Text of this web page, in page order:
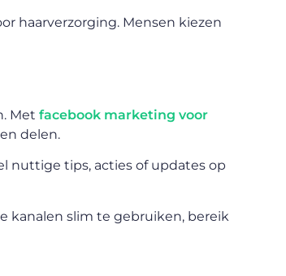
haarverzorging. Mensen kiezen
Met facebook marketing voor
delen.
nuttige tips, acties of updates op
kanalen slim te gebruiken, bereik